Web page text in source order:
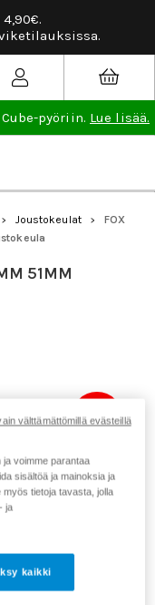
pyöriin. Lue lisää.
> Joustokeulat >
FOX
51MM
249 €
ja voimme parantaa
sisältöä ja mainoksia ja
tietoja tavasta, jolla
ja
kaikki
välttämättömillä evästeillä